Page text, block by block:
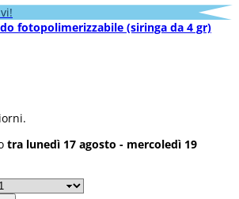
fotopolimerizzabile (siringa da 4 gr)
tra lunedì 17 agosto - mercoledì 19